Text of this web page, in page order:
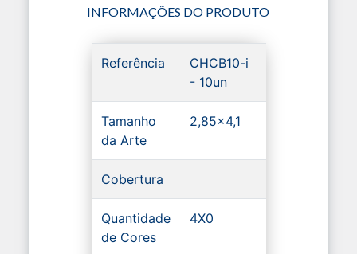
INFORMAÇÕES DO PRODUTO
Referência
CHCB10-i
- 10un
Tamanho
da Arte
2,85x4,1
Cobertura
Quantidade
de Cores
4X0